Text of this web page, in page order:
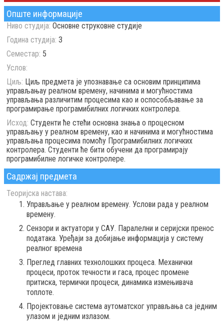
Опште информације
Ниво студија: Основне струковне студије
Година студија: 3
Семестар: 5
Услов:
Циљ: Циљ предмета је упознавање са основим принципима
управљањау реалном времену, начинима и могућностима
управљања различитим процесима као и оспособљавање за
програмирање програмибилних логичких контролера.
Исход: Студенти ће стећи основна знања о процесном
управљању у реалном времену, као и начинима и могућностима
управљања процесима помоћу Програмибилних логичких
контролера. Студенти ће бити обучени да програмирају
програмибилне логичке контролере.
Садржај предмета
Теоријска настава:
Управљање у реалном времену. Услови рада у реалном
времену.
Сензори и актуатори у САУ. Паралелни и серијски пренос
података. Уређаји за добијање информација у систему
реалног времена
Преглед главних технолошких процеса. Механички
процеси, проток течности и гаса, процес промене
притиска, термички процеси, динамика измењивача
топлоте.
Пројектовање система аутоматског управљања са једним
улазом и једним излазом.